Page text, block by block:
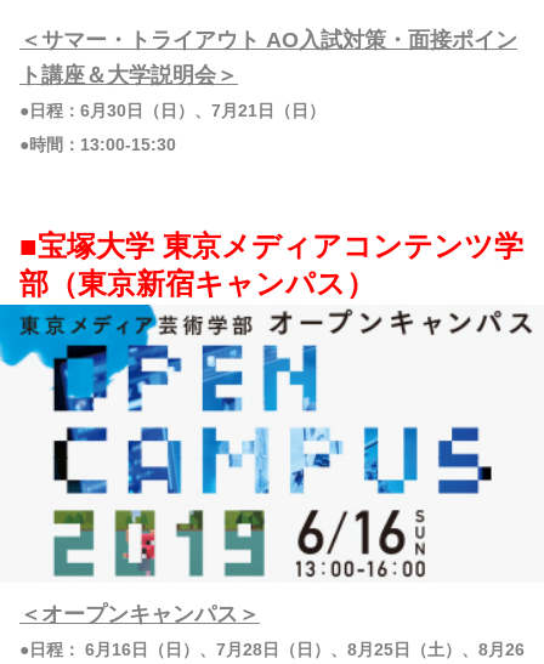
＜サマー・トライアウト AO入試対策・面接ポイン
ト講座＆大学説明会＞
●日程：6月30日（日）、7月21日（日）
●時間：13:00-15:30
■宝塚大学 東京メディアコンテンツ学
部（東京新宿キャンパス）
＜オープンキャンパス＞
●日程： 6月16日（日）、7月28日（日）、8月25日（土）、8月26